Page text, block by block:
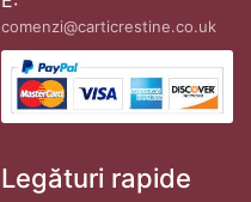
comenzi@carticrestine.co.uk
Legături rapide